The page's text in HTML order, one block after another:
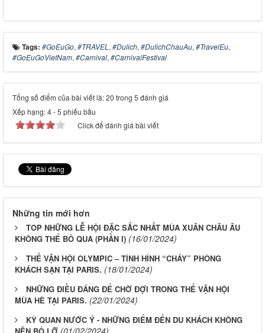
Tags: #GoEuGo, #TRAVEL , #Dulich, #DulichChauAu, #TravelEu,
#GoEuGoVietNam, #Carnival, #CarnivalFestival
Tổng số điểm của bài viết là: 20 trong 5 đánh giá
Xếp hạng:4-5 phiếu bầu
Click để đánh giá bài viết
Những tin mới hơn
TOP NHỮNG LỄ HỘI ĐẶC SẮC NHẤT MÙA XUÂN CHÂU ÂU
KHÔNG THỂ BỎ QUA (PHẦN I) (16/01/2024)
THẾ VẬN HỘI OLYMPIC – TÌNH HÌNH “CHÁY” PHÒNG
KHÁCH SẠN TẠI PARIS. (18/01/2024)
NHỮNG ĐIỀU ĐÁNG ĐỂ CHỜ ĐỢI TRONG THẾ VẬN HỘI
MÙA HÈ TẠI PARIS. (22/01/2024)
KỲ QUAN NƯỚC Ý - NHỮNG ĐIỂM ĐẾN DU KHÁCH KHÔNG